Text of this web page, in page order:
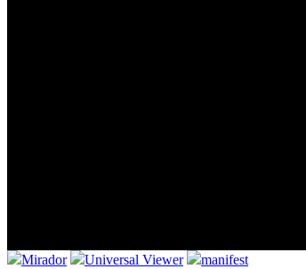
Mirador Universal Viewer manifest